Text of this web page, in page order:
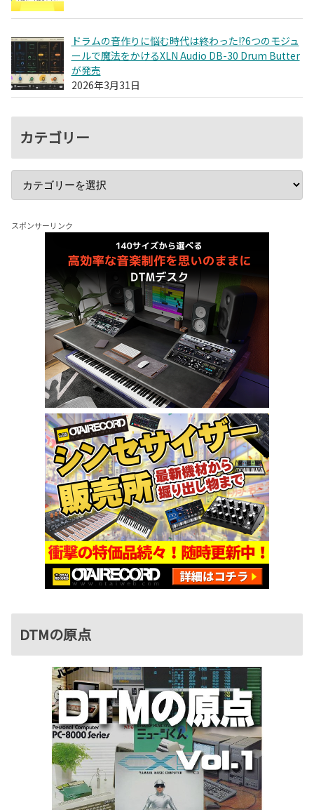
ドラムの音作りに悩む時代は終わった!?6つのモジュ
ールで魔法をかけるXLN Audio DB-30 Drum Butter
が発売
2026年3月31日
カテゴリー
スポンサーリンク
DTMの原点